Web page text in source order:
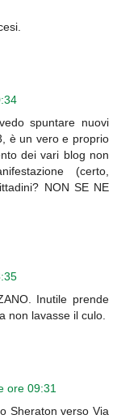
spuntare nuovi
è un vero e proprio
dei vari blog non
(certo,
NON SE NE
Inutile prende
non lavasse il culo.
ore 09:31
Sheraton verso Via